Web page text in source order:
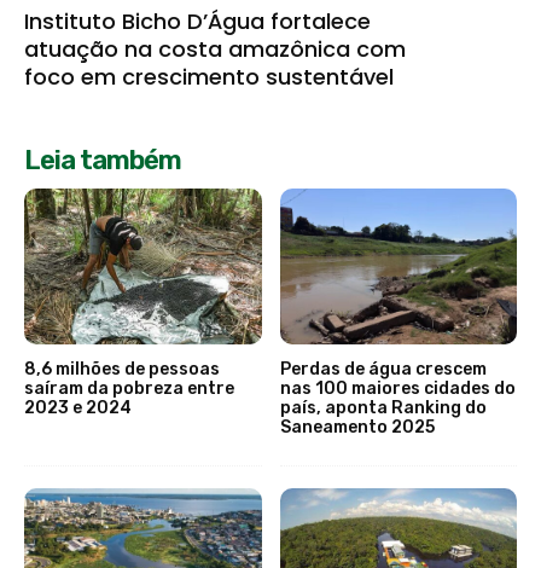
Instituto Bicho D’Água fortalece
atuação na costa amazônica com
foco em crescimento sustentável
Leia também
8,6 milhões de pessoas
saíram da pobreza entre
2023 e 2024
Perdas de água crescem
nas 100 maiores cidades do
país, aponta Ranking do
Saneamento 2025